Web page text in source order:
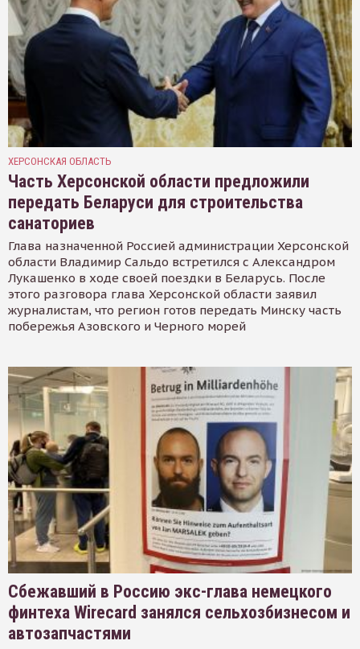
ХЕРСОНСКАЯ ОБЛАСТЬ
Часть Херсонской области предложили
передать Беларуси для строительства
санаториев
Глава назначенной Россией администрации Херсонской
области Владимир Сальдо встретился с Александром
Лукашенко в ходе своей поездки в Беларусь. После
этого разговора глава Херсонской области заявил
журналистам, что регион готов передать Минску часть
побережья Азовского и Черного морей
Сбежавший в Россию экс-глава немецкого
финтеха Wirecard занялся сельхозбизнесом и
автозапчастями